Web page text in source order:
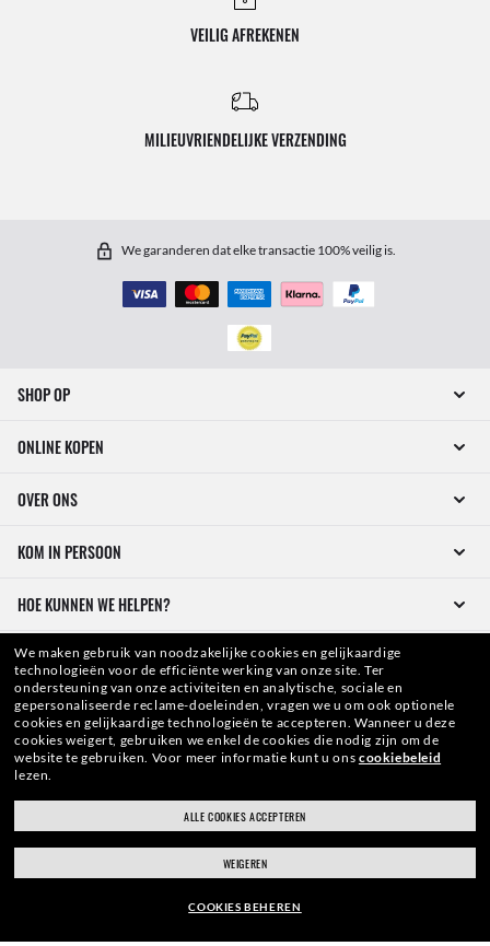
VEILIG AFREKENEN
MILIEUVRIENDELIJKE VERZENDING
We garanderen dat elke transactie 100% veilig is.
SHOP OP
ONLINE KOPEN
OVER ONS
KOM IN PERSOON
HOE KUNNEN WE HELPEN?
WAARSCHUWINGEN EN VEILIGHEIDSINFORMATIE OVER PRODUCTEN
We maken gebruik van noodzakelijke cookies en gelijkaardige
technologieën voor de efficiënte werking van onze site. Ter
ondersteuning van onze activiteiten en analytische, sociale en
gepersonaliseerde reclame-doeleinden, vragen we u om ook optionele
cookies en gelijkaardige technologieën te accepteren. Wanneer u deze
cookies weigert, gebruiken we enkel de cookies die nodig zijn om de
website te gebruiken. Voor meer informatie kunt u ons cookiebeleid
lezen.
ALLE COOKIES ACCEPTEREN
WEIGEREN
COOKIES BEHEREN